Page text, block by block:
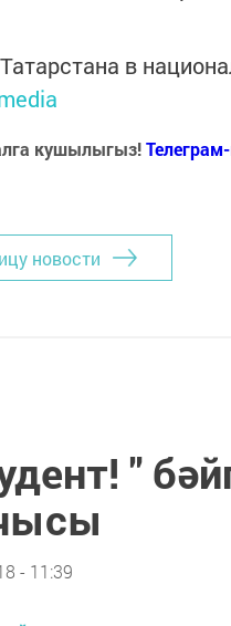
в
кушылыгыз!
новости
"
- 11:39